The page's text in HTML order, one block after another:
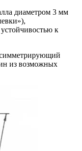
диаметром 3 мм
к
симметрирующий
из возможных